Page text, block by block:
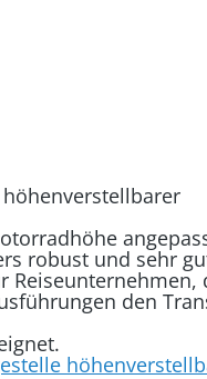
robust und sehr
Reiseunternehmen,
den